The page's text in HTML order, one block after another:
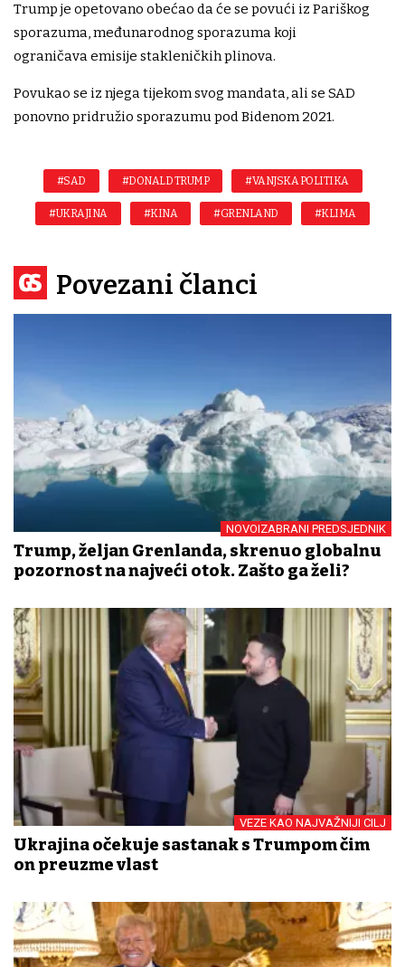
Trump je opetovano obećao da će se povući iz Pariškog
sporazuma, međunarodnog sporazuma koji
ograničava emisije stakleničkih plinova.
Povukao se iz njega tijekom svog mandata, ali se SAD
ponovno pridružio sporazumu pod Bidenom 2021.
#SAD #DONALD TRUMP #VANJSKA POLITIKA
#UKRAJINA #KINA #GRENLAND #KLIMA
Povezani članci
NOVOIZABRANI PREDSJEDNIK
Trump, željan Grenlanda, skrenuo globalnu
pozornost na najveći otok. Zašto ga želi?
VEZE KAO NAJVAŽNIJI CILJ
Ukrajina očekuje sastanak s Trumpom čim
on preuzme vlast